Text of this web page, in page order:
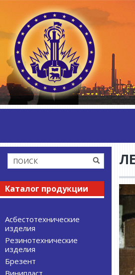
Каталог продукции
Асбестотехнические
изделия
Резинотехнические
изделия
Брезент
Винипласт